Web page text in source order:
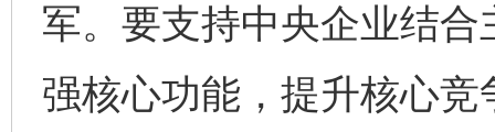
军。要支持中央企业结
强核心功能，提升核心